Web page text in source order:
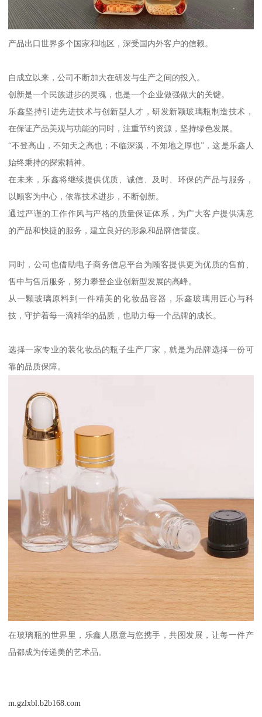
产品出口世界多个国家和地区，深受国内外客户的信赖。
自成立以来，公司不断加大在研发与生产之间的投入。
创新是一个民族进步的灵魂，也是一个企业做强做大的关键。
乐鑫坚持引进先进技术与创新型人才，研发新颖玻璃瓶制造技术，
在保证产品美观与功能的同时，注重节约资源，坚持绿色发展。
“不登高山，不知天之高也；不临深溪，不知地之厚也”，这是乐鑫人
始终秉持的探索精神。
在未来，乐鑫将继续提供优质、诚信、及时、环保的产品与服务，
以顾客为中心，依靠技术进步，不断创新。
通过严谨的工作作风与严格的质量保证体系，为广大客户提供满意
的产品和快捷的服务，建立良好的形象和品牌信誉度。
同时，公司也借助电子商务信息平台为顾客提供更为优质的售前、
售中与售后服务，努力攀登企业创新型发展的高峰。
从一颗玻璃原料到一件精美的化妆品容器，乐鑫玻璃用匠心与科
技，守护着每一滴精华的品质，也助力每一个品牌的成长。
选择一家专业的装化妆品的瓶子生产厂家，就是为品牌选择一份可
靠的品质保障。
在玻璃瓶的世界里，乐鑫人愿意与您携手，共图发展，让每一件产
品都成为传递美的艺术品。
m.gzlxbl.b2b168.com